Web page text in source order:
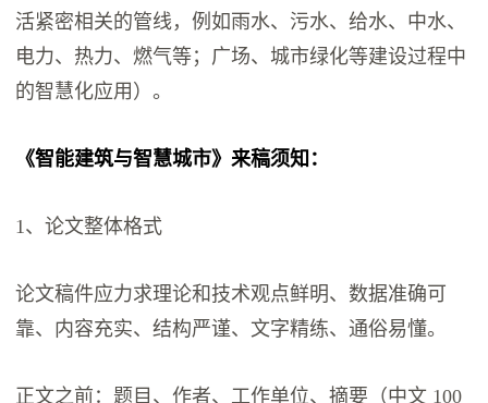
活紧密相关的管线，例如雨水、污水、给水、中水、
电力、热力、燃气等；广场、城市绿化等建设过程中
的智慧化应用）。
《智能建筑与智慧城市》来稿须知：
1、论文整体格式
论文稿件应力求理论和技术观点鲜明、数据准确可
靠、内容充实、结构严谨、文字精练、通俗易懂。
正文之前：题目、作者、工作单位、摘要（中文 100